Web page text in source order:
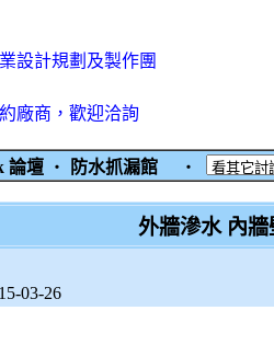
設計規劃及製作團
廠商，歡迎洽詢
論壇 ‧ 防水抓漏館 ‧
外牆滲水 內
03-26